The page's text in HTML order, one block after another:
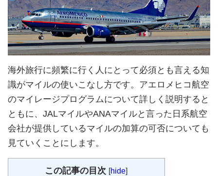
海外旅行に頻繁に行く人にとって必須とも言える知
識がマイルの使いこなし方です。アエロメヒコ航空
のマイレージプログラムについて詳しく説明すると
ともに、JALマイルやANAマイルと言った日系航空
会社が提供しているマイルの加算の可否についても
見ていくことにします。
この記事の目次 [hide]